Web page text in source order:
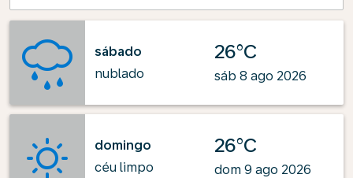
sábado
nublado
26°C
sáb 8 ago 2026
domingo
céu limpo
26°C
dom 9 ago 2026